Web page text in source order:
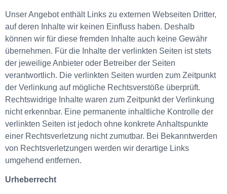
Unser Angebot enthält Links zu externen Webseiten Dritter,
auf deren Inhalte wir keinen Einfluss haben. Deshalb
können wir für diese fremden Inhalte auch keine Gewähr
übernehmen. Für die Inhalte der verlinkten Seiten ist stets
der jeweilige Anbieter oder Betreiber der Seiten
verantwortlich. Die verlinkten Seiten wurden zum Zeitpunkt
der Verlinkung auf mögliche Rechtsverstöße überprüft.
Rechtswidrige Inhalte waren zum Zeitpunkt der Verlinkung
nicht erkennbar. Eine permanente inhaltliche Kontrolle der
verlinkten Seiten ist jedoch ohne konkrete Anhaltspunkte
einer Rechtsverletzung nicht zumutbar. Bei Bekanntwerden
von Rechtsverletzungen werden wir derartige Links
umgehend entfernen.
Urheberrecht